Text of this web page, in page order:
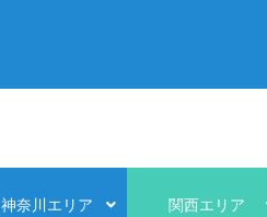
神奈川エリア 関西エリア